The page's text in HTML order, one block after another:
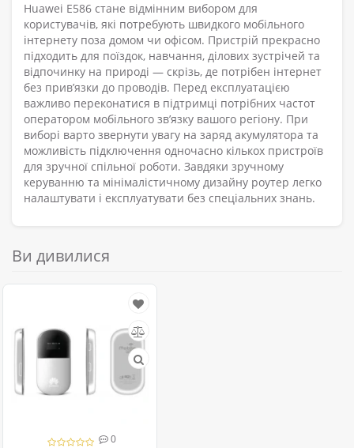
Huawei E586 стане відмінним вибором для
користувачів, які потребують швидкого мобільного
інтернету поза домом чи офісом. Пристрій прекрасно
підходить для поїздок, навчання, ділових зустрічей та
відпочинку на природі — скрізь, де потрібен інтернет
без прив’язки до проводів. Перед експлуатацією
важливо переконатися в підтримці потрібних частот
оператором мобільного зв’язку вашого регіону. При
виборі варто звернути увагу на заряд акумулятора та
можливість підключення одночасно кількох пристроїв
для зручної спільної роботи. Завдяки зручному
керуванню та мінімалістичному дизайну роутер легко
налаштувати і експлуатувати без спеціальних знань.
Ви дивилися
0